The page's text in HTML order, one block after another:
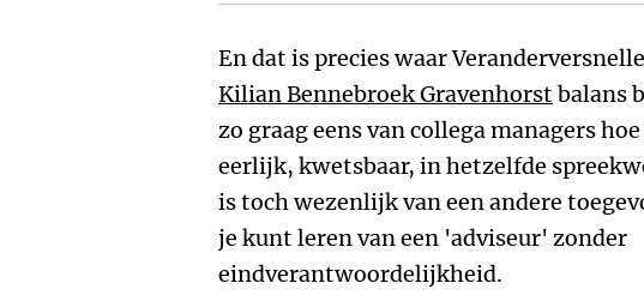
En dat is precies waar
Kilian Bennebroek Gravenhorst balans
zo graag eens van collega managers
eerlijk, kwetsbaar, in hetzelfde
is toch wezenlijk van een andere
je kunt leren van een 'adviseur' zonder
eindverantwoordelijkheid.